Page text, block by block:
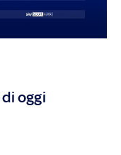
oggi